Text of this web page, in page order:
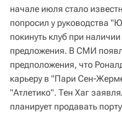
начале июля стало
попросил у руководства
покинуть клуб при
предложения. В СМИ
предположения, что
карьеру в "Пари Сен-
"Атлетико". Тен Хаг
планирует продавать